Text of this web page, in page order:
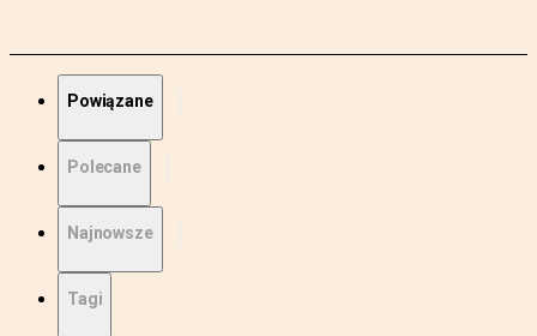
Powiązane
Polecane
Najnowsze
Tagi